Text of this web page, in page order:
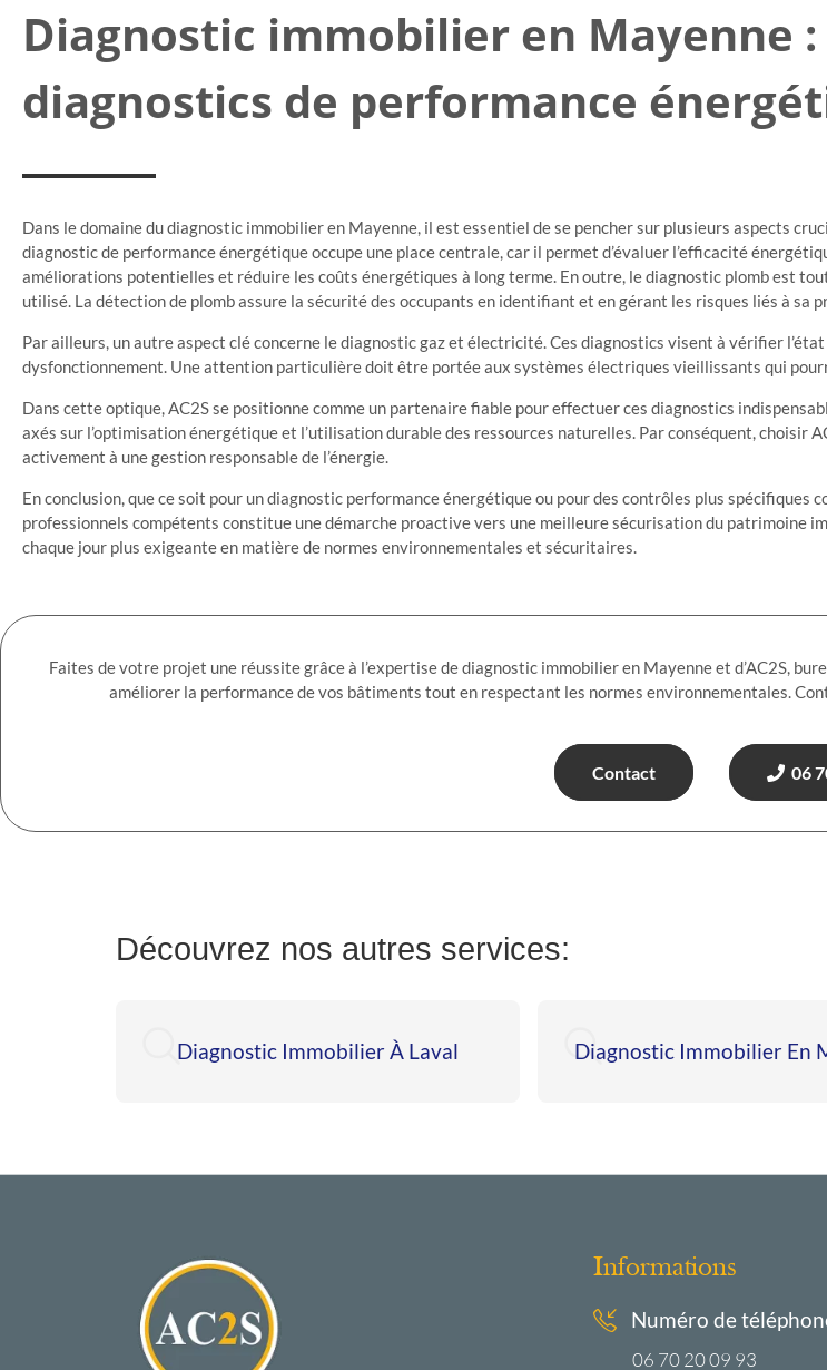
Diagnostic immobilier en Mayenne :
diagnostics de performance
Dans le domaine du diagnostic immobilier en Mayenne, il est essentiel de se pencher sur plusieurs aspects
diagnostic de performance énergétique occupe une place centrale, car il permet d’évaluer l’efficacité
améliorations potentielles et réduire les coûts énergétiques à long terme. En outre, le diagnostic plomb est
utilisé. La détection de plomb assure la sécurité des occupants en identifiant et en gérant les risques liés à sa
Par ailleurs, un autre aspect clé concerne le diagnostic gaz et électricité. Ces diagnostics visent à vérifier
dysfonctionnement. Une attention particulière doit être portée aux systèmes électriques vieillissants qui
Dans cette optique, AC2S se positionne comme un partenaire fiable pour effectuer ces diagnostics
axés sur l’optimisation énergétique et l’utilisation durable des ressources naturelles. Par conséquent, choisir
activement à une gestion responsable de l’énergie.
En conclusion, que ce soit pour un diagnostic performance énergétique ou pour des contrôles plus
professionnels compétents constitue une démarche proactive vers une meilleure sécurisation du patrimoine
chaque jour plus exigeante en matière de normes environnementales et sécuritaires.
Faites de votre projet une réussite grâce à l’expertise de diagnostic immobilier en Mayenne et d’AC2S,
améliorer la performance de vos bâtiments tout en respectant les normes environnementales.
Contact 06
Découvrez nos autres services:
Diagnostic Immobilier À Laval Diagnostic Immobilier En
Informations
Numéro de
06 70 20 09 93